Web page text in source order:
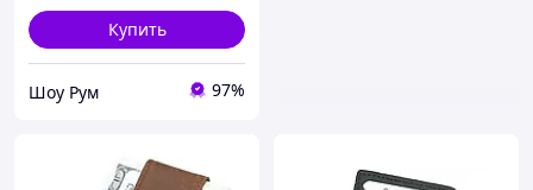
Купить
Шоу Рум 97%